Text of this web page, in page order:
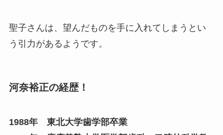
聖子さんは、望んだものを手に入れてしまうとい
う引力があるようです。
河奈裕正の経歴！
1988年 東北大学歯学部卒業